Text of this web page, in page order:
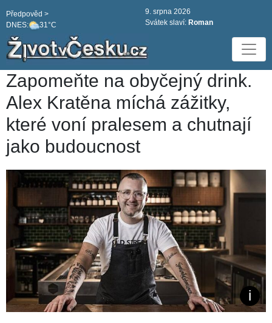
DNES: 31°C
Předpověd >
9. srpna 2026
Svátek slaví: Roman
Zapomeňte na obyčejný drink.
Alex Kratěna míchá zážitky,
které voní pralesem a chutnají
jako budoucnost